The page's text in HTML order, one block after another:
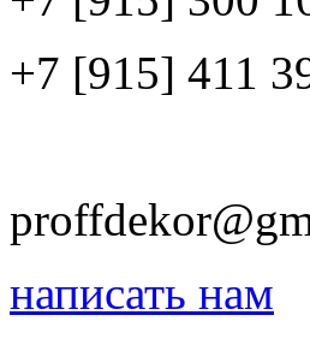
+7 [915] 411
написать нам